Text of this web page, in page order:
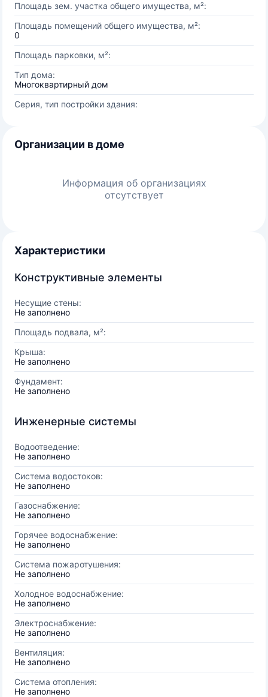
Площадь зем. участка общего имущества, м²:
Площадь помещений общего имущества, м²:
0
Площадь парковки, м²:
Тип дома:
Многоквартирный дом
Серия, тип постройки здания:
Организации в доме
Информация об организациях
отсутствует
Характеристики
Конструктивные элементы
Несущие стены:
Не заполнено
Площадь подвала, м²:
Крыша:
Не заполнено
Фундамент:
Не заполнено
Инженерные системы
Водоотведение:
Не заполнено
Система водостоков:
Не заполнено
Газоснабжение:
Не заполнено
Горячее водоснабжение:
Не заполнено
Система пожаротушения:
Не заполнено
Холодное водоснабжение:
Не заполнено
Электроснабжение:
Не заполнено
Вентиляция:
Не заполнено
Система отопления:
Не заполнено